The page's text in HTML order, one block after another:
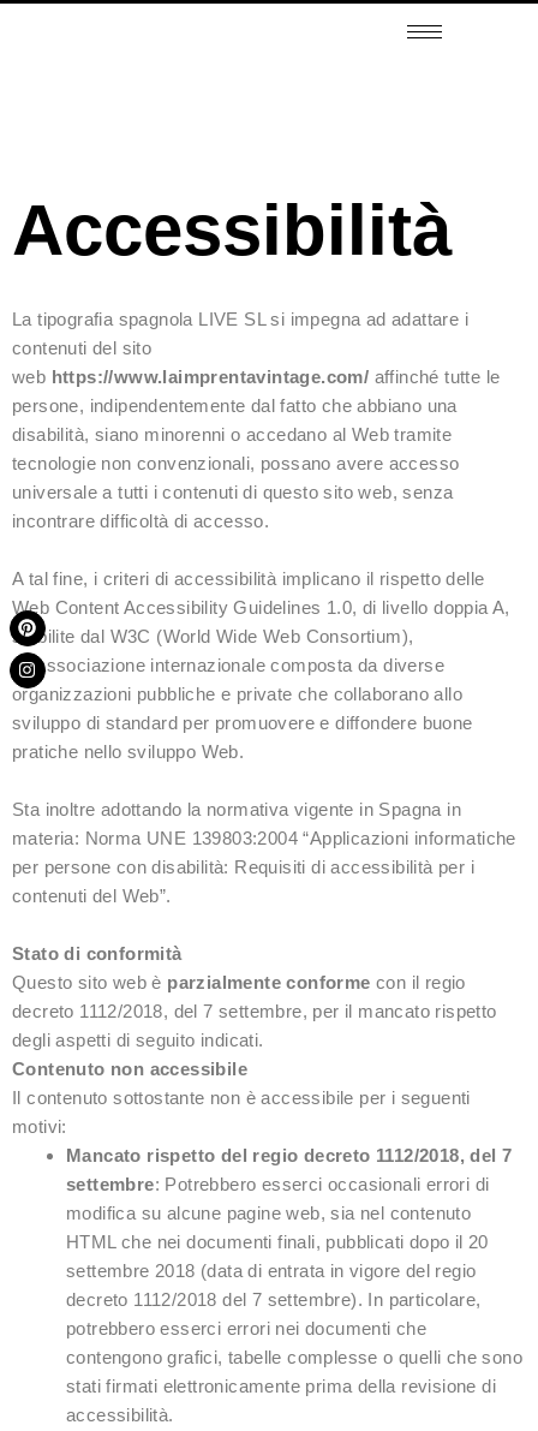
Accessibilità
La tipografia spagnola LIVE SL si impegna ad adattare i
contenuti del sito
web https://www.laimprentavintage.com/ affinché tutte le
persone, indipendentemente dal fatto che abbiano una
disabilità, siano minorenni o accedano al Web tramite
tecnologie non convenzionali, possano avere accesso
universale a tutti i contenuti di questo sito web, senza
incontrare difficoltà di accesso.
A tal fine, i criteri di accessibilità implicano il rispetto delle
Web Content Accessibility Guidelines 1.0, di livello doppia A,
stabilite dal W3C (World Wide Web Consortium),
un'associazione internazionale composta da diverse
organizzazioni pubbliche e private che collaborano allo
sviluppo di standard per promuovere e diffondere buone
pratiche nello sviluppo Web.
Sta inoltre adottando la normativa vigente in Spagna in
materia: Norma UNE 139803:2004 “Applicazioni informatiche
per persone con disabilità: Requisiti di accessibilità per i
contenuti del Web”.
Stato di conformità
Questo sito web è parzialmente conforme con il regio
decreto 1112/2018, del 7 settembre, per il mancato rispetto
degli aspetti di seguito indicati.
Contenuto non accessibile
Il contenuto sottostante non è accessibile per i seguenti
motivi:
Mancato rispetto del regio decreto 1112/2018, del 7
settembre: Potrebbero esserci occasionali errori di
modifica su alcune pagine web, sia nel contenuto
HTML che nei documenti finali, pubblicati dopo il 20
settembre 2018 (data di entrata in vigore del regio
decreto 1112/2018 del 7 settembre). In particolare,
potrebbero esserci errori nei documenti che
contengono grafici, tabelle complesse o quelli che sono
stati firmati elettronicamente prima della revisione di
accessibilità.
P
i
n
t
e
r
e
s
t
P
r
o
f
i
o
u
t
t
e